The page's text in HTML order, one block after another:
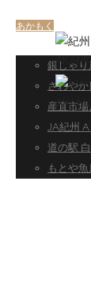
アカモ
嫌われ
美の研
藻場を護
海から
そのま
あかもく
白崎シー
高垣旅館
平佐館
久家旅館
BOAT
道の駅
銀しゃり
さわやか
産直市
JA紀州
道の駅
もとや魚
あかもく
アカ
What's
Home あかもく